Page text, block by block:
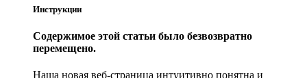
Инструкции
Содержимое этой статьи было безвозвратно
перемещено.
Наша новая веб-страница интуитивно понятна и